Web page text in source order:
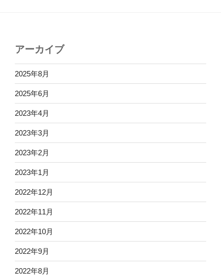
アーカイブ
2025年8月
2025年6月
2023年4月
2023年3月
2023年2月
2023年1月
2022年12月
2022年11月
2022年10月
2022年9月
2022年8月